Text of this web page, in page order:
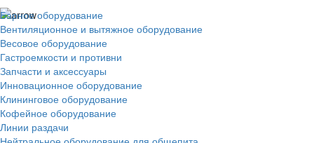
Барное оборудование
Вентиляционное и вытяжное оборудование
Весовое оборудование
Гастроемкости и противни
Запчасти и аксессуары
Инновационное оборудование
Клининговое оборудование
Кофейное оборудование
Линии раздачи